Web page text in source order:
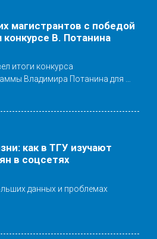
магистрантов с победой
В. Потанина
итоги конкурса
Владимира Потанина для …
как в ТГУ изучают
в соцсетях
данных и проблемах